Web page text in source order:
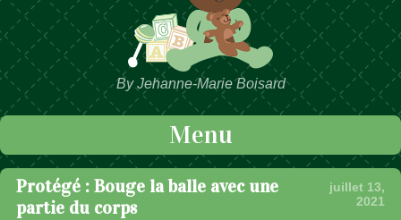
By Jehanne-Marie Boisard
Menu
Passer au contenu
Protégé : Bouge la balle avec une
partie du corps
juillet 13,
2021